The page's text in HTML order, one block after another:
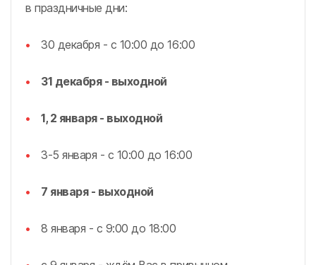
в праздничные дни:
30 декабря - с 10:00 до 16:00
31 декабря - выходной
1, 2 января - выходной
3-5 января - с 10:00 до 16:00
7 января - выходной
8 января - с 9:00 до 18:00